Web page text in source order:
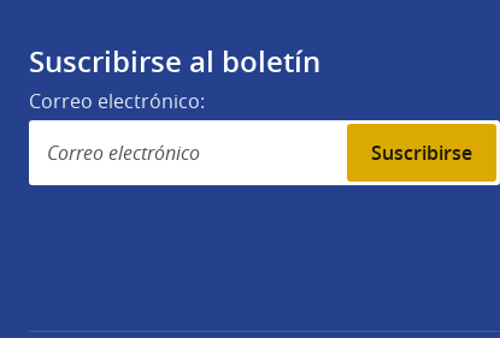
Suscribirse al boletín
Correo electrónico:
Suscribirse